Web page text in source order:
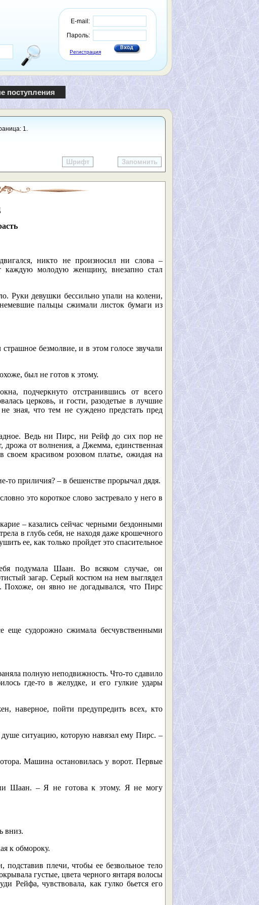
E-mail:
Пароль:
Регистрация
поступления
1.
Шрифт Запомнить
никто не произносил ни слова –
каждую молодую женщину, внезапно стал
Руки девушки бессильно упали на колени,
пальцы сжимали листок бумаги из
безмолвие, и в этом голосе звучали
был не готов к этому.
подчеркнуто отстранившись от всего
церковь, и гости, разодетые в лучшие
зная, что тем не суждено предстать пред
Ведь ни Пирс, ни Рейф до сих пор не
дрожа от волнения, а Джемма, единственная
своем красивом розовом платье, ожидая на
приличия? – в бешенстве прорычал дядя.
это короткое слово застревало у него в
– казались сейчас черными бездонными
в глубь себя, не находя даже крошечного
ее, как только пройдет это спасительное
подумала Шаан. Во всяком случае, он
загар. Серый костюм на нем выглядел
Похоже, он явно не догадывался, что Пирс
еще судорожно сжимала бесчувственными
полную неподвижность. Что-то сдавило
где-то в желудке, и его гулкие удары
наверное, пойти предупредить всех, кто
ситуацию, которую навязал ему Пирс. –
Машина остановилась у ворот. Первые
Шаан. – Я не готова к этому. Я не могу
вниз.
к обмороку.
плечи, чтобы ее безвольное тело
густые, цвета черного янтаря волосы
Рейфа, чувствовала, как гулко бьется его